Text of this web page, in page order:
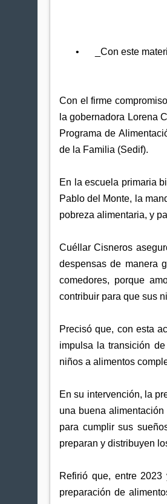
•
_Con este
Con el firme
la gobernadora Lorena
Programa de
de la Familia (Sedif).
En la escuela primaria
Pablo del Monte, la
pobreza alimentaria, y
Cuéllar Cisneros
despensas de manera
comedores, porque
contribuir para que sus
Precisó que, con esta
impulsa la transición
niños a alimentos
En su intervención, la
una buena
para cumplir sus
preparan y distribuyen
Refirió que, entre
preparación de